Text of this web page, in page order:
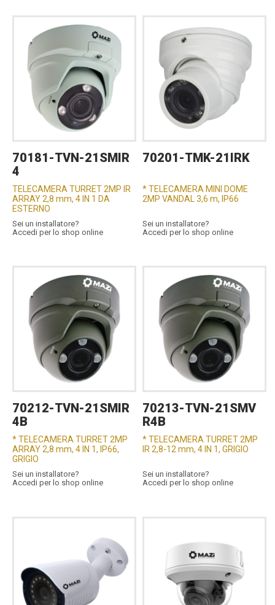
70181-TVN-21SMIR
4
TELECAMERA TURRET 2MP IR
ARRAY 2,8 mm, 4 IN 1 DA
ESTERNO
Sei un installatore?
Accedi per lo shop online
70201-TMK-21IRK
* TELECAMERA MINI DOME
2MP VANDAL 3,6 m, IP66
Sei un installatore?
Accedi per lo shop online
70212-TVN-21SMIR
4B
* TELECAMERA TURRET 2MP
ARRAY 2,8 mm, 4 IN 1, IP66,
GRIGIO
Sei un installatore?
Accedi per lo shop online
70213-TVN-21SMV
R4B
* TELECAMERA TURRET 2MP
IR 2,8-12 mm, 4 IN 1, GRIGIO
Sei un installatore?
Accedi per lo shop online